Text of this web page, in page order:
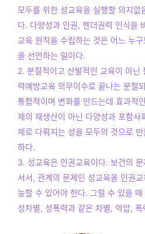
모두를 위한 성교육을 실행할 의지없
다. 다양성과 인권, 젠더권력 인식을
교육 원칙을 수립하는 것은 어느 누
을 선언하는 일이다.
2. 분절적이고 산발적인 교육이 아닌
력예방교육 의무이수로 끝나는 분절
통합적이며 변화를 만드는데 효과적
제의 재생산이 아닌 다양성과 포함사
제로 다뤄지는 성을 모두의 것으로
하다.
3. 성교육은 인권교육이다. 보건의
서서, 관계의 문제인 성교육을 인권
능할 수 있어야 한다. 그럴 수 있을
성차별, 성폭력과 같은 차별, 억압,